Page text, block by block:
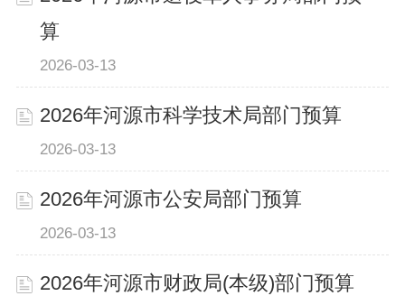
算
2026-03-13
2026年河源市科学技术局部门预算
2026-03-13
2026年河源市公安局部门预算
2026-03-13
2026年河源市财政局(本级)部门预算